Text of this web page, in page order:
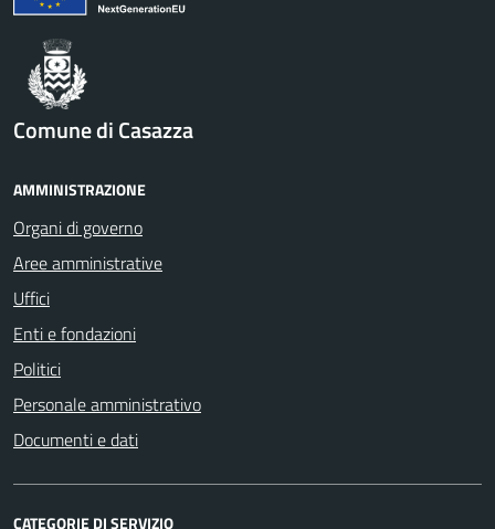
Comune di Casazza
AMMINISTRAZIONE
Organi di governo
Aree amministrative
Uffici
Enti e fondazioni
Politici
Personale amministrativo
Documenti e dati
CATEGORIE DI SERVIZIO